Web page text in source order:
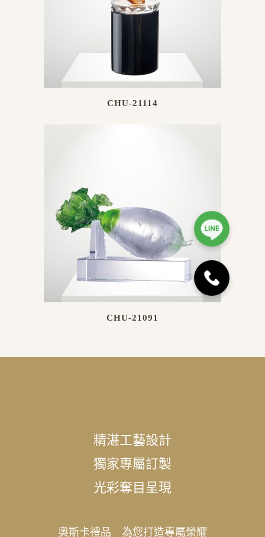
CHU-21114
CHU-21091
精湛工藝設計
獨家專屬訂製
光彩奪目呈現
奧斯卡禮品 為您打造專屬榮耀